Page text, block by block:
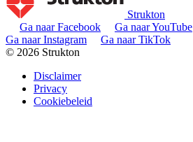
Strukton
Ga naar Facebook
Ga naar YouTube
Ga naar Instagram
Ga naar TikTok
© 2026 Strukton
Disclaimer
Privacy
Cookiebeleid